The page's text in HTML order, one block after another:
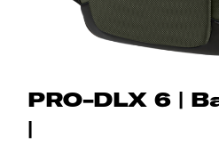
PRO-DLX 6 |
|